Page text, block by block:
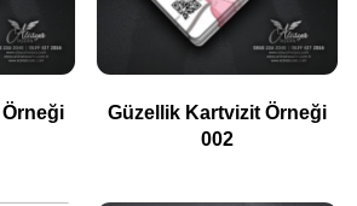
Güzellik Kartvizit Örneği
002